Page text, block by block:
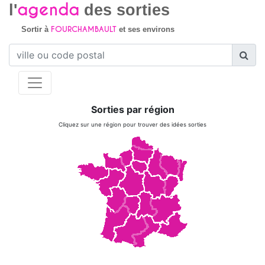
l'agenda des sorties
Sortir à FOURCHAMBAULTet ses environs
Sorties par région
Cliquez sur une région pour trouver des idées sorties